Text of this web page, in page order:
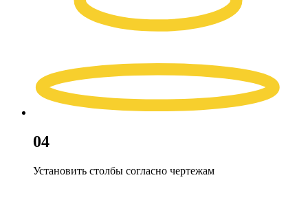
04
Установить столбы согласно чертежам